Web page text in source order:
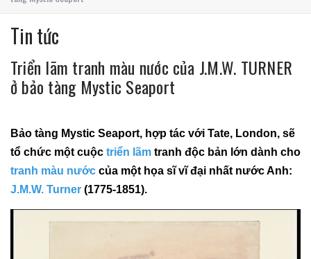
Tin tức
Triển lãm tranh màu nước của J.M.W. TURNER
ở bảo tàng Mystic Seaport
Bảo tàng Mystic Seaport, hợp tác với Tate, London, sẽ
tổ chức một cuộc triển lãm tranh độc bản lớn dành cho
tranh màu nước của một họa sĩ vĩ đại nhất nước Anh:
J.M.W. Turner (1775-1851).